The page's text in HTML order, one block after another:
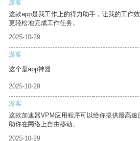
游客
这款app是我工作上的得力助手，让我的工作
更轻松地完成工作任务。
2025-10-29
游客
这个是app神器
2025-10-29
游客
这款加速器VPM应用程序可以给你提供最高
助你在网络上自由移动。
2025-10-29